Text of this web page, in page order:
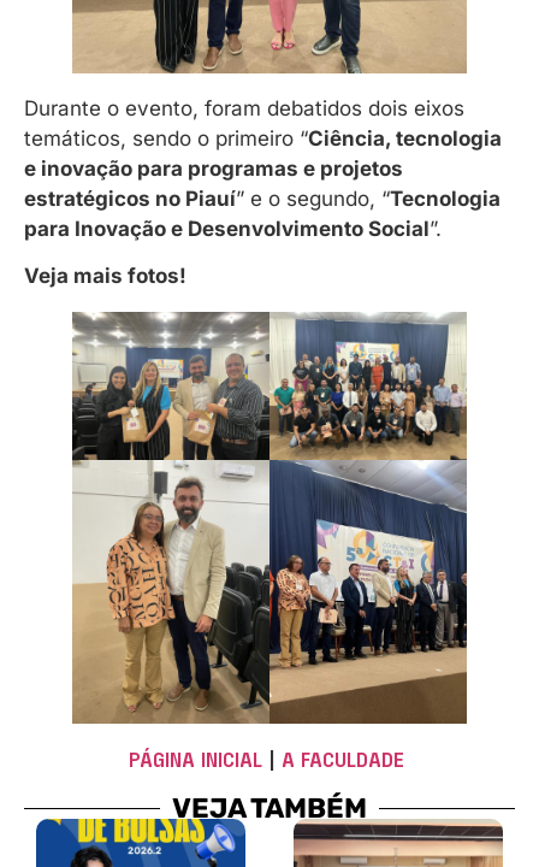
Durante o evento, foram debatidos dois eixos
temáticos, sendo o primeiro “Ciência, tecnologia
e inovação para programas e projetos
estratégicos no Piauí” e o segundo, “Tecnologia
para Inovação e Desenvolvimento Social”.
Veja mais fotos!
PÁGINA INICIAL A FACULDADE
VEJA TAMBÉM